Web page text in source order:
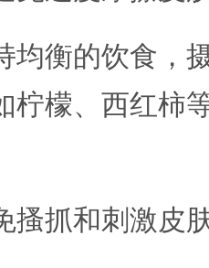
均衡的饮食，
柠檬、西红柿
搔抓和刺激皮